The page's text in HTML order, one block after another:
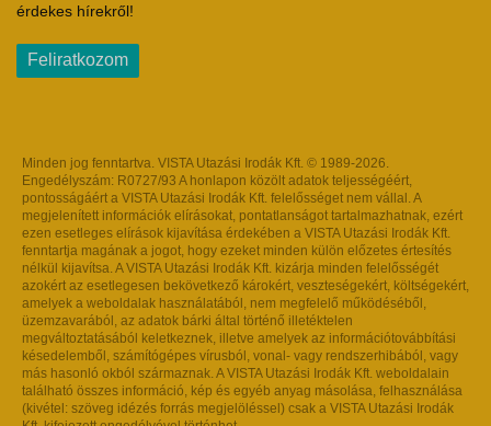
érdekes hírekről!
Feliratkozom
Minden jog fenntartva. VISTA Utazási Irodák Kft. © 1989-2026.
Engedélyszám: R0727/93 A honlapon közölt adatok teljességéért,
pontosságáért a VISTA Utazási Irodák Kft. felelősséget nem vállal. A
megjelenített információk elírásokat, pontatlanságot tartalmazhatnak, ezért
ezen esetleges elírások kijavítása érdekében a VISTA Utazási Irodák Kft.
fenntartja magának a jogot, hogy ezeket minden külön előzetes értesítés
nélkül kijavítsa. A VISTA Utazási Irodák Kft. kizárja minden felelősségét
azokért az esetlegesen bekövetkező károkért, veszteségekért, költségekért,
amelyek a weboldalak használatából, nem megfelelő működéséből,
üzemzavarából, az adatok bárki által történő illetéktelen
megváltoztatásából keletkeznek, illetve amelyek az információtovábbítási
késedelemből, számítógépes vírusból, vonal- vagy rendszerhibából, vagy
más hasonló okból származnak. A VISTA Utazási Irodák Kft. weboldalain
található összes információ, kép és egyéb anyag másolása, felhasználása
(kivétel: szöveg idézés forrás megjelöléssel) csak a VISTA Utazási Irodák